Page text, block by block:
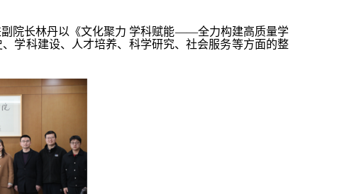
院长林丹以《文化聚力 学科赋能——全力构建高质量学
学科建设、人才培养、科学研究、社会服务等方面的整